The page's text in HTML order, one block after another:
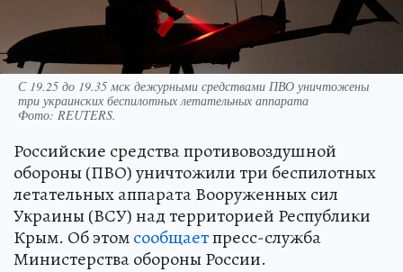
С 19.25 до 19.35 мск дежурными средствами ПВО уничтожены
три украинских беспилотных летательных аппарата
Фото: REUTERS.
Российские средства противовоздушной
обороны (ПВО) уничтожили три беспилотных
летательных аппарата Вооруженных сил
Украины (ВСУ) над территорией Республики
Крым. Об этомсообщаетпресс-служба
Министерства обороны России.